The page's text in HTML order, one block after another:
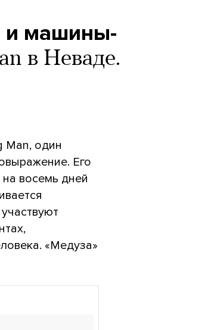
и машины-
в Неваде.
Man, один
Его
восемь дней
«Медуза»